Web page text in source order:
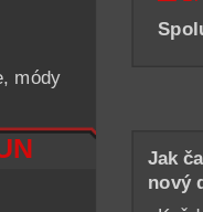
módy
Jak
nový